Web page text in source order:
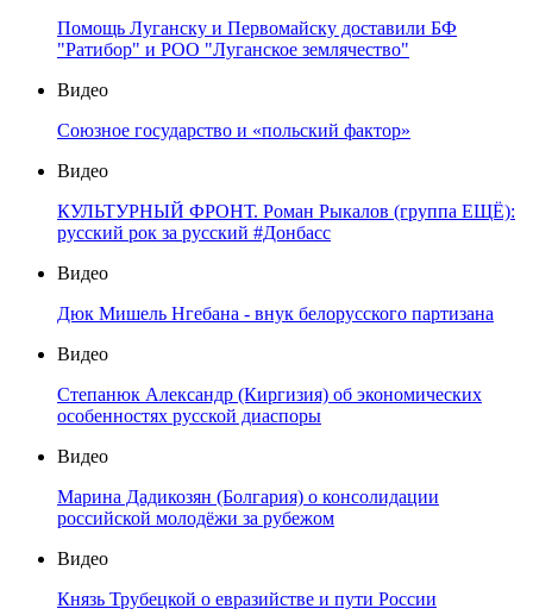
Помощь Луганску и Первомайску доставили БФ
"Ратибор" и РОО "Луганское землячество"
Видео
Союзное государство и «польский фактор»
Видео
КУЛЬТУРНЫЙ ФРОНТ. Роман Рыкалов (группа ЕЩЁ):
русский рок за русский #Донбасс
Видео
Дюк Мишель Нгебана - внук белорусского партизана
Видео
Степанюк Александр (Киргизия) об экономических
особенностях русской диаспоры
Видео
Марина Дадикозян (Болгария) о консолидации
российской молодёжи за рубежом
Видео
Князь Трубецкой о евразийстве и пути России